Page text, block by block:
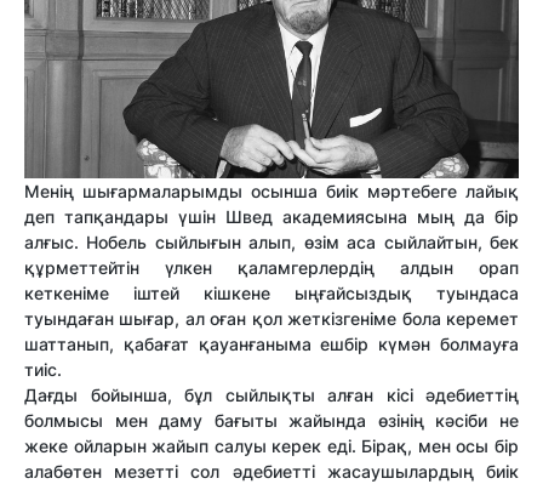
Менің шығармаларымды осынша биік мәртебеге лайық
деп тапқандары үшін Швед академиясына мың да бір
алғыс. Нобель сыйлығын алып, өзім аса сыйлайтын, бек
құрметтейтін үлкен қаламгерлердің алдын орап
кеткеніме іштей кішкене ыңғайсыздық туындаса
туындаған шығар, ал оған қол жеткізгеніме бола керемет
шаттанып, қабағат қауанғаныма ешбір күмән болмауға
тиіс.
Дағды бойынша, бұл сыйлықты алған кісі әдебиеттің
болмысы мен даму бағыты жайында өзінің кәсіби не
жеке ойларын жайып салуы керек еді. Бірақ, мен осы бір
алабөтен мезетті сол әдебиетті жасаушылардың биік